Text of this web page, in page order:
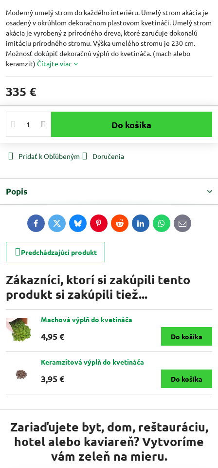
Moderný umelý strom do každého interiéru. Umelý strom akácia je
osadený v okrúhlom dekoračnom plastovom kvetináči. Umelý strom
akácia je vyrobený z prírodného dreva, ktoré zaručuje dokonalú
imitáciu prírodného stromu. Výška umelého stromu je 230 cm.
Možnosť dokúpiť dekoračnú výplň do kvetináča. (mach alebo
keramzit) Čítajte viac
335 €
Do košíka
Pridať k Obľúbeným Doručenia
Popis
FacebookTwitterBlueskyPinterestRedditLinkedInWhatsApp
E-
mail
Predchádzajúci produkt
Zákazníci, ktorí si zakúpili tento
produkt si zakúpili tiež...
Machová výplň do kvetináča
4,95 € Do košíka
Keramzitová výplň do kvetináča
3,95 € Do košíka
Zariaďujete byt, dom, reštauráciu,
hotel alebo kaviareň? Vytvoríme
vám zeleň na mieru.